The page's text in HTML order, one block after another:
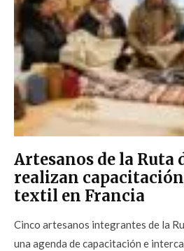
Artesanos de la Ruta
realizan
textil en Francia
Cinco artesanos integrantes de la
una agenda de capacitación e